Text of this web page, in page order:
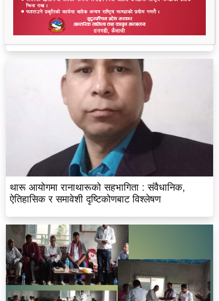
लालझाडीका सम्पूर्ण भलमन्सालाई सम्मानसहित कुर्सी
हस्तान्तरण
थारू आयोगमा रानाथारूको सहभागिता : संवैधानिक,
ऐतिहासिक र समावेशी दृष्टिकोणबाट विश्लेषण